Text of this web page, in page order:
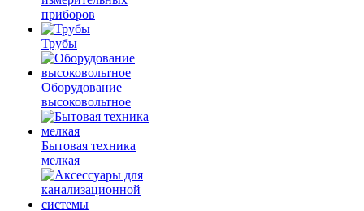
приборов
Трубы
Оборудование
высоковольтное
Бытовая техника
мелкая